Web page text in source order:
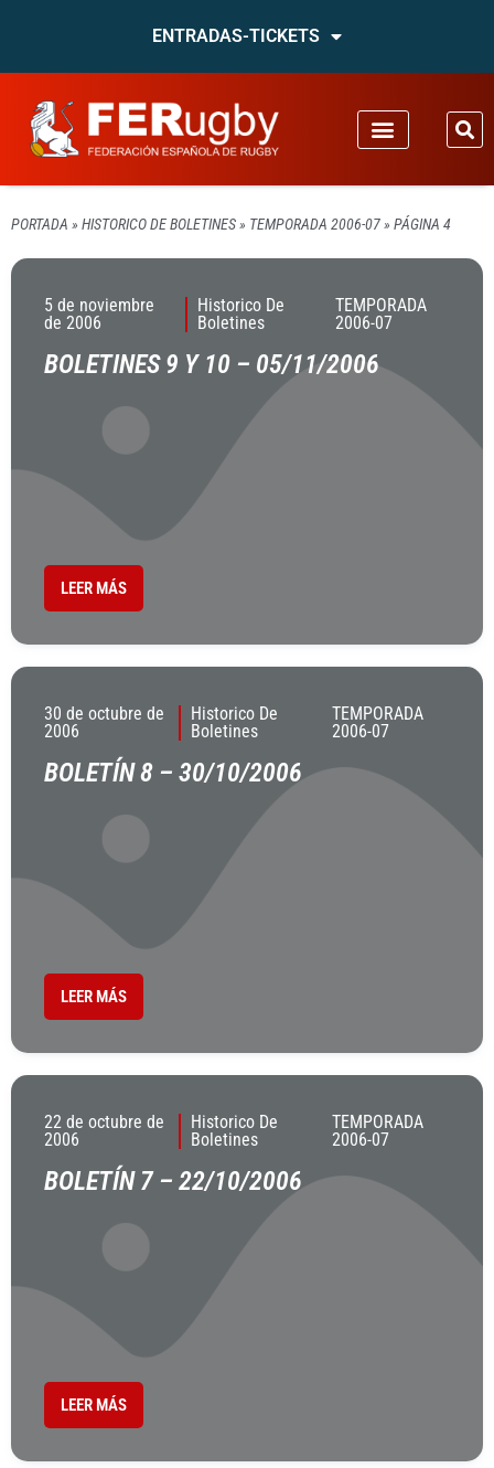
ENTRADAS-TICKETS
PORTADA » HISTORICO DE BOLETINES» TEMPORADA 2006-07» PÁGINA 4
5 de noviembre
de 2006
Historico De
Boletines
TEMPORADA
2006-07
BOLETINES 9 Y 10 – 05/11/2006
LEER MÁS
30 de octubre de
2006
Historico De
Boletines
TEMPORADA
2006-07
BOLETÍN 8 – 30/10/2006
LEER MÁS
22 de octubre de
2006
Historico De
Boletines
TEMPORADA
2006-07
BOLETÍN 7 – 22/10/2006
LEER MÁS